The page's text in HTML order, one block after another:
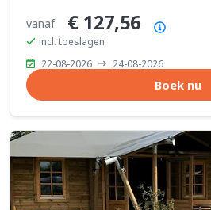
vanaf € 127,56
incl. toeslagen
22-08-2026
24-08-2026
Boek nu